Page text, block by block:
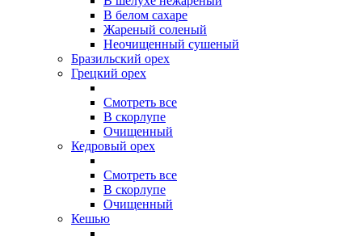
В белом сахаре
Жареный соленый
Неочищенный сушеный
Бразильский орех
Грецкий орех
Смотреть все
В скорлупе
Очищенный
Кедровый орех
Смотреть все
В скорлупе
Очищенный
Кешью